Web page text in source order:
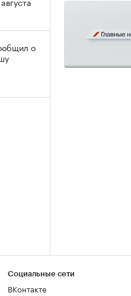
о
Социальные сети
ВКонтакте